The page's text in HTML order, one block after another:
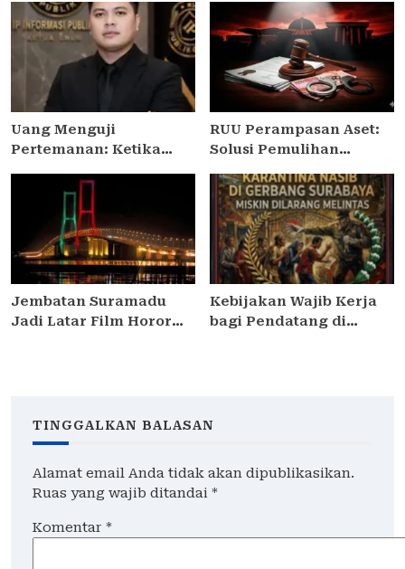
yang ditransfer ke
rekening realitanya
tidak sampai 1,7 Milliar
Berkeluarga, Terutama
kepada Ibu
Uang Menguji
Pertemanan: Ketika
Nominal Rupiah
RUU Perampasan Aset:
Solusi Pemulihan
Ancaman bagi Hak
Asasi?
Jembatan Suramadu
Jadi Latar Film Horor
Kebijakan Wajib Kerja
bagi Pendatang di
TINGGALKAN BALASAN
Alamat email Anda tidak akan dipublikasikan.
Ruas yang wajib ditandai *
Komentar *